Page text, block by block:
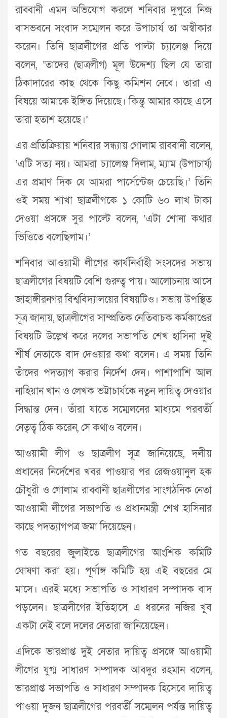
রাব্বানী এমন অভিযোগ করলে শনিবার দুপুরে নিজ
বাসভবনে সংবাদ সম্মেলন করে উপাচার্য তা অস্বীকার
করেন। তিনি ছাত্রলীগের প্রতি পাল্টা চ্যালেঞ্জ দিয়ে
বলেন, ‘তাদের (ছাত্রলীগ) মূল উদ্দেশ্য ছিল যে তারা
ঠিকাদারের কাছ থেকে কিছু কমিশন নেবে। তারা এ
বিষয়ে আমাকে ইঙ্গিত দিয়েছে। কিন্তু আমার কাছে এসে
তারা হতাশ হয়েছে।’
এর প্রতিক্রিয়ায় শনিবার সন্ধ্যায় গোলাম রাব্বানী বলেন,
‘এটি সত্য নয়। আমরা চ্যালেঞ্জ দিলাম, ম্যাম (উপাচার্য)
এর প্রমাণ দিক যে আমরা পার্সেন্টেজ চেয়েছি।’ তিনি
ওই সময় শাখা ছাত্রলীগকে ১ কোটি ৬০ লাখ টাকা
দেওয়া প্রসঙ্গে সুর পাল্টে বলেন, ‘এটা শোনা কথার
ভিত্তিতে বলেছিলাম।’
শনিবার আওয়ামী লীগের কার্যনির্বাহী সংসদের সভায়
ছাত্রলীগের বিষয়টি বেশি গুরুত্ব পায়। আলোচনায় আসে
জাহাঙ্গীরনগর বিশ্ববিদ্যালয়ের বিষয়টিও। সভায় উপস্থিত
সূত্র জানায়, ছাত্রলীগের সাম্প্রতিক নেতিবাচক কর্মকাণ্ডের
বিষয়টি উল্লেখ করে দলের সভাপতি শেখ হাসিনা দুই
শীর্ষ নেতাকে বাদ দেওয়ার কথা বলেন। এ সময় তিনি
তাঁদের পদত্যাগ করার নির্দেশ দেন। পাশাপাশি আল
নাহিয়ান খান ও লেখক ভট্টাচার্যকে নতুন দায়িত্ব দেওয়ার
সিদ্ধান্ত দেন। তাঁরা যাতে সম্মেলনের মাধ্যমে পরবর্তী
নেতৃত্ব ঠিক করেন, সে কথাও বলেন।
আওয়ামী লীগ ও ছাত্রলীগ সূত্র জানিয়েছে, দলীয়
প্রধানের নির্দেশের খবর পাওয়ার পর রেজওয়ানুল হক
চৌধুরী ও গোলাম রাব্বানী ছাত্রলীগের সাংগঠনিক নেতা
আওয়ামী লীগের সভাপতি ও প্রধানমন্ত্রী শেখ হাসিনার
কাছে পদত্যাগপত্র জমা দিয়েছেন।
গত বছরের জুলাইতে ছাত্রলীগের আংশিক কমিটি
ঘোষণা করা হয়। পূর্ণাঙ্গ কমিটি হয় এই বছরের মে
মাসে। এরই মধ্যে সভাপতি ও সাধারণ সম্পাদক বাদ
পড়লেন। ছাত্রলীগের ইতিহাসে এ ধরনের নজির খুব
একটা নেই বলে দলের নেতারা জানিয়েছেন।
এদিকে ভারপ্রাপ্ত দুই নেতার দায়িত্ব প্রসঙ্গে আওয়ামী
লীগের যুগ্ম সাধারণ সম্পাদক আবদুর রহমান বলেন,
ভারপ্রাপ্ত সভাপতি ও সাধারণ সম্পাদক হিসেবে দায়িত্ব
পাওয়া দুজন ছাত্রলীগের পরবর্তী সম্মেলন পর্যন্ত দায়িত্ব